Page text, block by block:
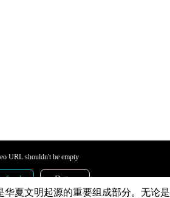
URL shouldn't be empty
Retry
华夏文明起源的重要组成部分。无论是